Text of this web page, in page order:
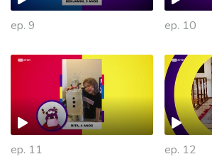
ep. 9 ep. 10
ep. 11 ep. 12
475870